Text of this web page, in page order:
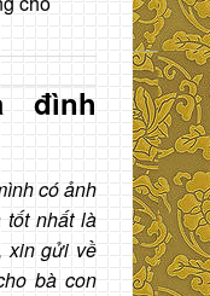
đình
có ảnh
tốt nhất là
xin gửi về
bà con